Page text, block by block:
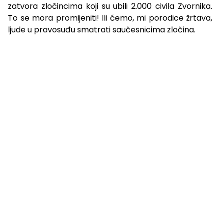
zatvora zločincima koji su ubili 2.000 civila Zvornika.
To se mora promijeniti! Ili ćemo, mi porodice žrtava,
ljude u pravosuđu smatrati saučesnicima zločina.